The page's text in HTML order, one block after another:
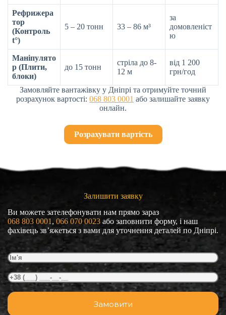
Рефрижера
тор
(Контроль
t°)
5 – 20 тонн 33 – 86 м³
за
домовленіст
ю
Маніпулято
р (Плити,
блоки)
до 15 тонн
стріла до 8-
12 м
від 1 200
грн/год
Замовляйте вантажівку у Дніпрі та отримуйте точний
розрахунок вартості: 068 803 0001 або залишайте заявку
онлайн.
Розрахувати вартість
Залишити заявку
Ви можете зателефонувати нам прямо зараз
068 803 0001, 066 070 0023 або заповнити форму, і наш
фахівець зв’яжеться з вами для уточнення деталей по Дніпрі.